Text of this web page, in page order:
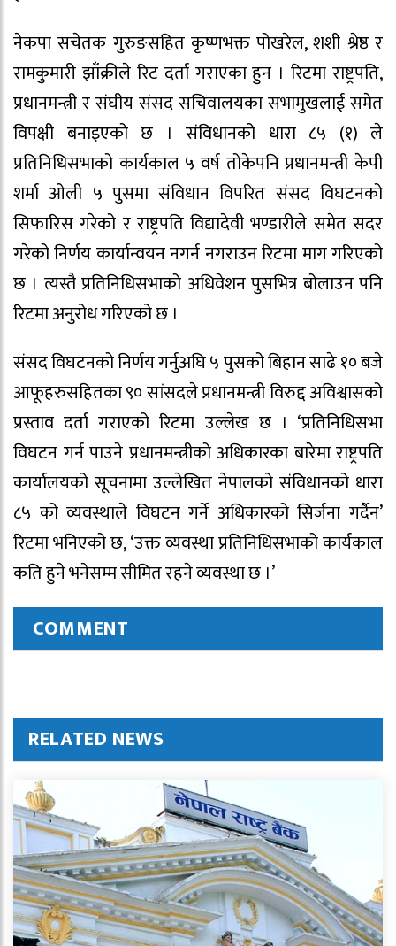
नेकपा सचेतक गुरुङसहित कृष्णभक्त पोखरेल, शशी श्रेष्ठ र
रामकुमारी झाँक्रीले रिट दर्ता गराएका हुन । रिटमा राष्ट्रपति,
प्रधानमन्त्री र संघीय संसद सचिवालयका सभामुखलाई समेत
विपक्षी बनाइएको छ । संविधानको धारा ८५ (१) ले
प्रतिनिधिसभाको कार्यकाल ५ वर्ष तोकेपनि प्रधानमन्त्री केपी
शर्मा ओली ५ पुसमा संविधान विपरित संसद विघटनको
सिफारिस गरेको र राष्ट्रपति विद्यादेवी भण्डारीले समेत सदर
गरेको निर्णय कार्यान्वयन नगर्न नगराउन रिटमा माग गरिएको
छ । त्यस्तै प्रतिनिधिसभाको अधिवेशन पुसभित्र बोलाउन पनि
रिटमा अनुरोध गरिएको छ ।
संसद विघटनको निर्णय गर्नुअघि ५ पुसको बिहान साढे १० बजे
आफूहरुसहितका ९० सांसदले प्रधानमन्त्री विरुद्द अविश्वासको
प्रस्ताव दर्ता गराएको रिटमा उल्लेख छ । ‘प्रतिनिधिसभा
विघटन गर्न पाउने प्रधानमन्त्रीको अधिकारका बारेमा राष्ट्रपति
कार्यालयको सूचनामा उल्लेखित नेपालको संविधानको धारा
८५ को व्यवस्थाले विघटन गर्ने अधिकारको सिर्जना गर्दैन’
रिटमा भनिएको छ, ‘उक्त व्यवस्था प्रतिनिधिसभाको कार्यकाल
कति हुने भनेसम्म सीमित रहने व्यवस्था छ ।’
COMMENT
RELATED NEWS